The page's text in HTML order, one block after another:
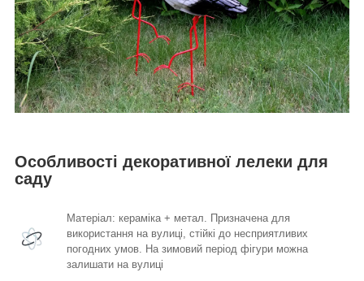
Особливості декоративної лелеки для
саду
Матеріал: кераміка + метал. Призначена для
використання на вулиці, стійкі до несприятливих
погодних умов. На зимовий період фігури можна
залишати на вулиці